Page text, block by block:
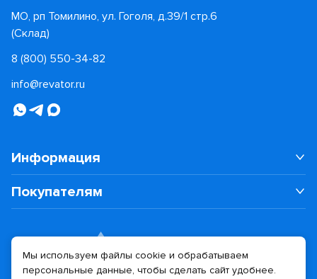
МО, рп Томилино, ул. Гоголя, д.39/1 стр.6
(Склад)
8 (800) 550-34-82
info@revator.ru
Информация
Покупателям
Дизайн сайта Разработка сайта
Мы используем файлы cookie и обрабатываем
персональные данные, чтобы сделать сайт удобнее.